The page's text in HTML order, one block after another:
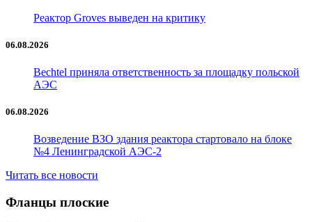
Реактор Groves выведен на критику
06.08.2026
Bechtel приняла ответственность за площадку польской
АЭС
06.08.2026
Возведение ВЗО здания реактора стартовало на блоке
№4 Ленинградской АЭС-2
Читать все новости
Фланцы плоские